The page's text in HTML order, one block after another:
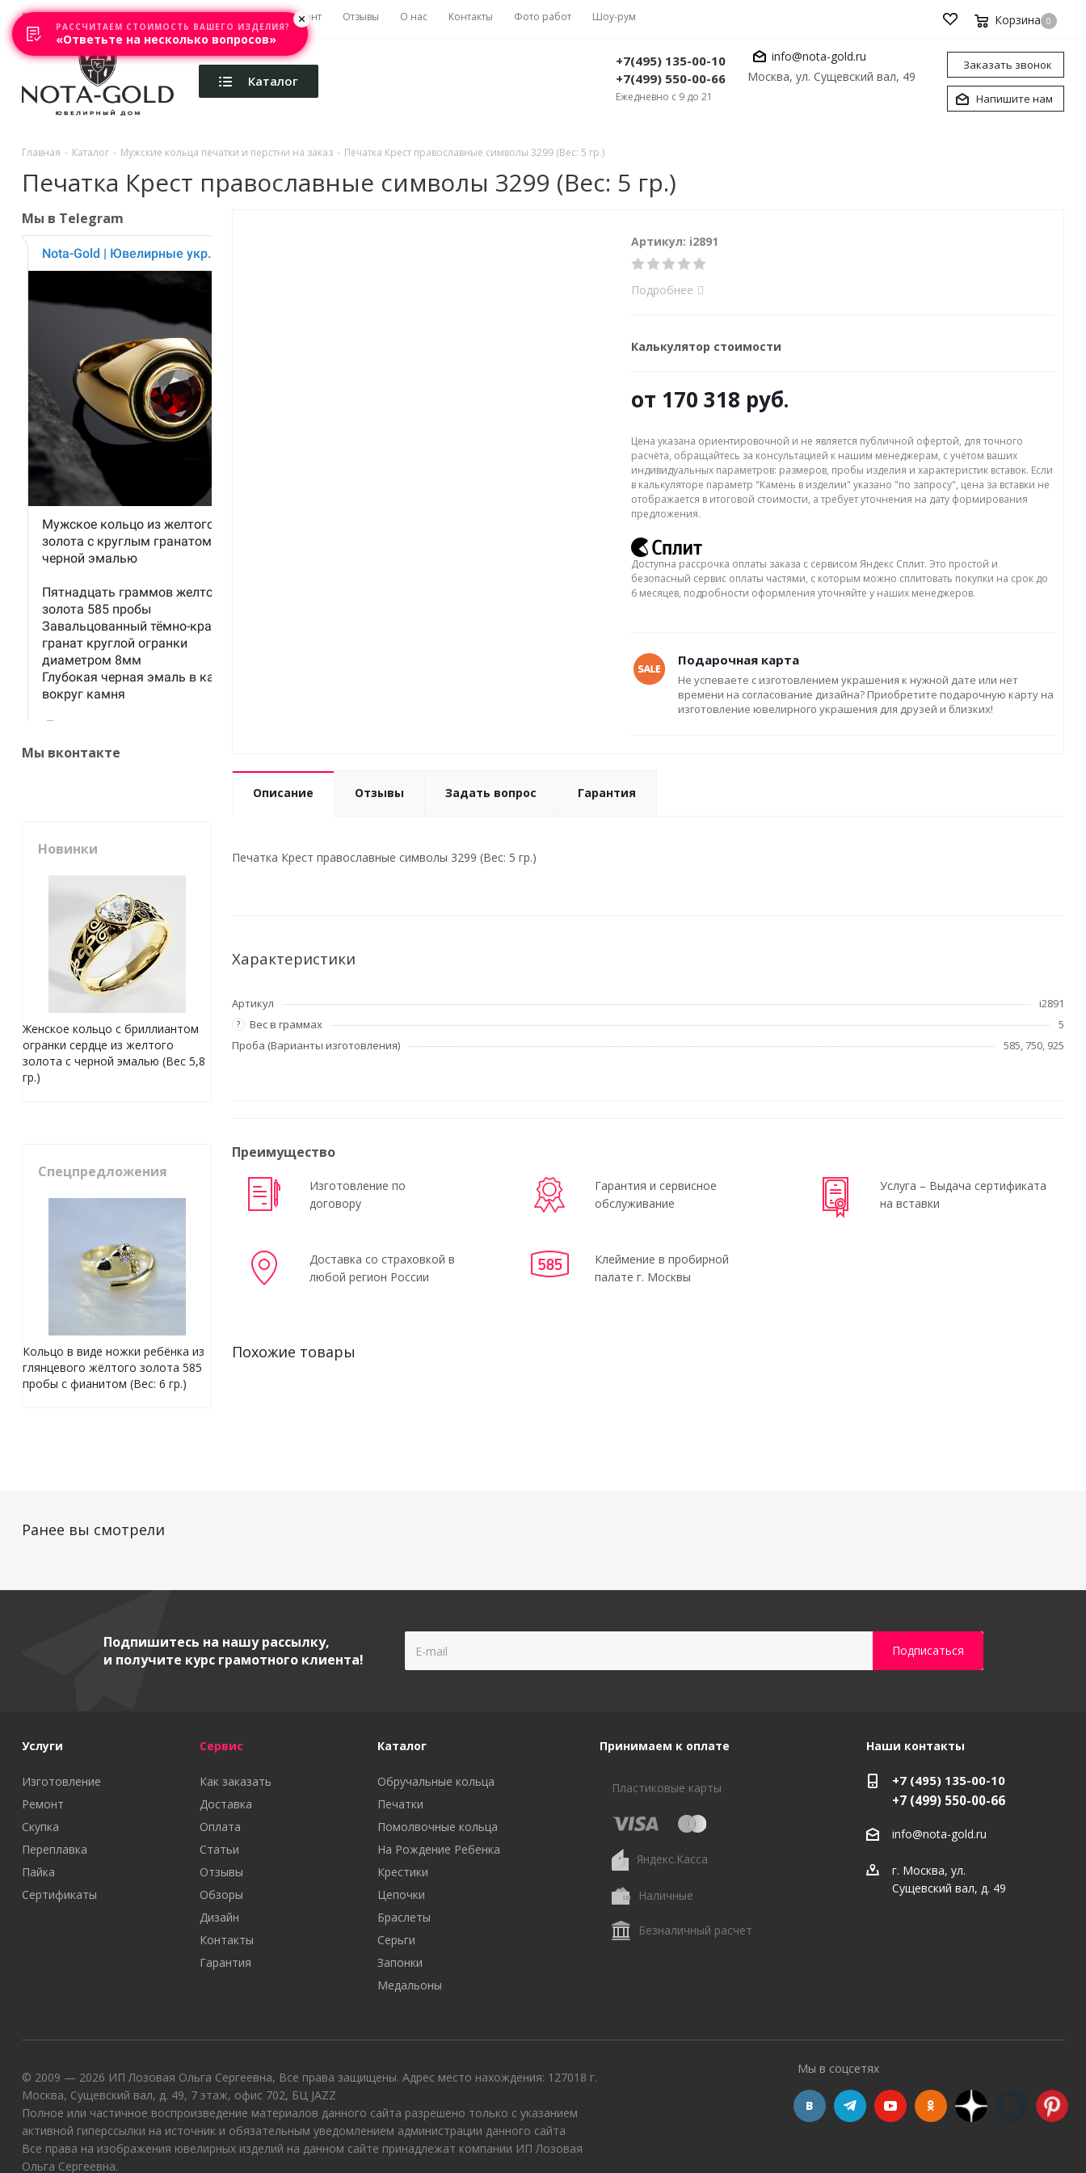
Главная Акции Каталоги Изготовление Ремонт Отзывы О нас Контакты Фото работ Шоу-рум Корзина 0
Каталог
+7(495) 135-00-10
+7(499) 550-00-66
Ежедневно с 9 до 21
info@nota-gold.ru
Москва, ул. Сущевский вал, 49
Заказать звонок
Напишите нам
Главная - Каталог - Мужские кольца печатки и перстни на заказ - Печатка Крест православные символы 3299 (Вес: 5 гр.)
Печатка Крест православные символы 3299 (Вес: 5 гр.)
Артикул: i2891
Подробнее
Калькулятор стоимости
от 170 318 руб.
Цена указана ориентировочной и не является публичной офертой, для точного
расчёта, обращайтесь за консультацией к нашим менеджерам, с учётом ваших
индивидуальных параметров: размеров, пробы изделия и характеристик вставок. Если
в калькуляторе параметр "Камень в изделии" указано "по запросу", цена за вставки не
отображается в итоговой стоимости, а требует уточнения на дату формирования
предложения.
Доступна рассрочка оплаты заказа с сервисом Яндекс Сплит. Это простой и
безопасный сервис оплаты частями, с которым можно сплитовать покупки на срок до
6 месяцев, подробности оформления уточняйте у наших менеджеров.
Подарочная карта
Не успеваете с изготовлением украшения к нужной дате или нет
времени на согласование дизайна? Приобретите подарочную карту на
изготовление ювелирного украшения для друзей и близких!
Описание Отзывы Задать вопрос Гарантия
Печатка Крест православные символы 3299 (Вес: 5 гр.)
Характеристики
Артикул i2891
? Вес в граммах
5
Проба (Варианты изготовления)
585, 750, 925
Преимущество
Изготовление по
договору
Гарантия и сервисное
обслуживание
Услуга – Выдача сертификата
на вставки
Доставка со страховкой в
любой регион России
Клеймение в пробирной
палате г. Москвы
Похожие товары
Мы в Telegram
Мы вконтакте
Новинки
Женское кольцо с бриллиантом
огранки сердце из желтого
золота с черной эмалью (Вес 5,8
гр.)
Спецпредложения
Кольцо в виде ножки ребёнка из
глянцевого жёлтого золота 585
пробы с фианитом (Вес: 6 гр.)
Ранее вы смотрели
Подпишитесь на нашу рассылку,
и получите курс грамотного клиента!
Услуги
Изготовление
Ремонт
Скупка
Переплавка
Пайка
Сертификаты
Сервис
Как заказать
Доставка
Оплата
Статьи
Отзывы
Обзоры
Дизайн
Контакты
Гарантия
Каталог
Обручальные кольца
Печатки
Помолвочные кольца
На Рождение Ребенка
Крестики
Цепочки
Браслеты
Серьги
Запонки
Медальоны
Принимаем к оплате
Пластиковые карты
Яндекс.Касса
Наличные
Безналичный расчет
Наши контакты
+7 (495) 135-00-10
+7 (499) 550-00-66
info@nota-gold.ru
г. Москва, ул.
Сущевский вал, д. 49
© 2009 — 2026 ИП Лозовая Ольга Сергеевна, Все права защищены. Адрес место нахождения: 127018 г.
Москва, Сущевский вал, д. 49, 7 этаж, офис 702, БЦ JAZZ
Полное или частичное воспроизведение материалов данного сайта разрешено только с указанием
активной гиперссылки на источник и обязательным уведомлением администрации данного сайта
Все права на изображения ювелирных изделий на данном сайте принадлежат компании ИП Лозовая
Ольга Сергеевна.
Мы в соцсетях
РАССЧИТАЕМ СТОИМОСТЬ ВАШЕГО ИЗДЕЛИЯ?
«Ответьте на несколько вопросов»